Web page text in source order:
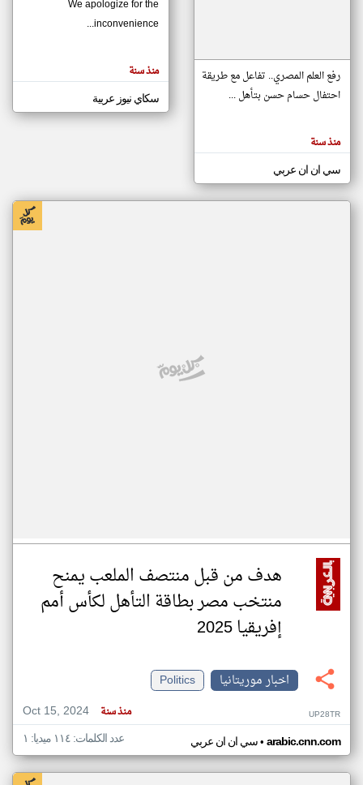
مصادر الأخبار من موريتانيا
اخبار موريتانيا على مدار الساعة
أهم اخبار موريتانيا العاجلة والمباشرة
المقالات
الموجوده
هنا عن
رفع العلم المصري.. تفاعل مع طريقة
احتفال حسام حسن بتأهل ...
منذ سنة
سي ان ان عربي
We apologize for the
inconvenience...
منذ سنة
سكاي نيوز عربية
هدف من قبل منتصف الملعب يمنح
منتخب مصر بطاقة التأهل لكأس أمم
إفريقيا 2025
اخبار موريتانيا
Politics
Oct 15, 2024
منذ سنة UP28TR
سي ان ان عربي• arabic.cnn.com عدد الكلمات: ١١٤ ميديا: ١
klyoum.com